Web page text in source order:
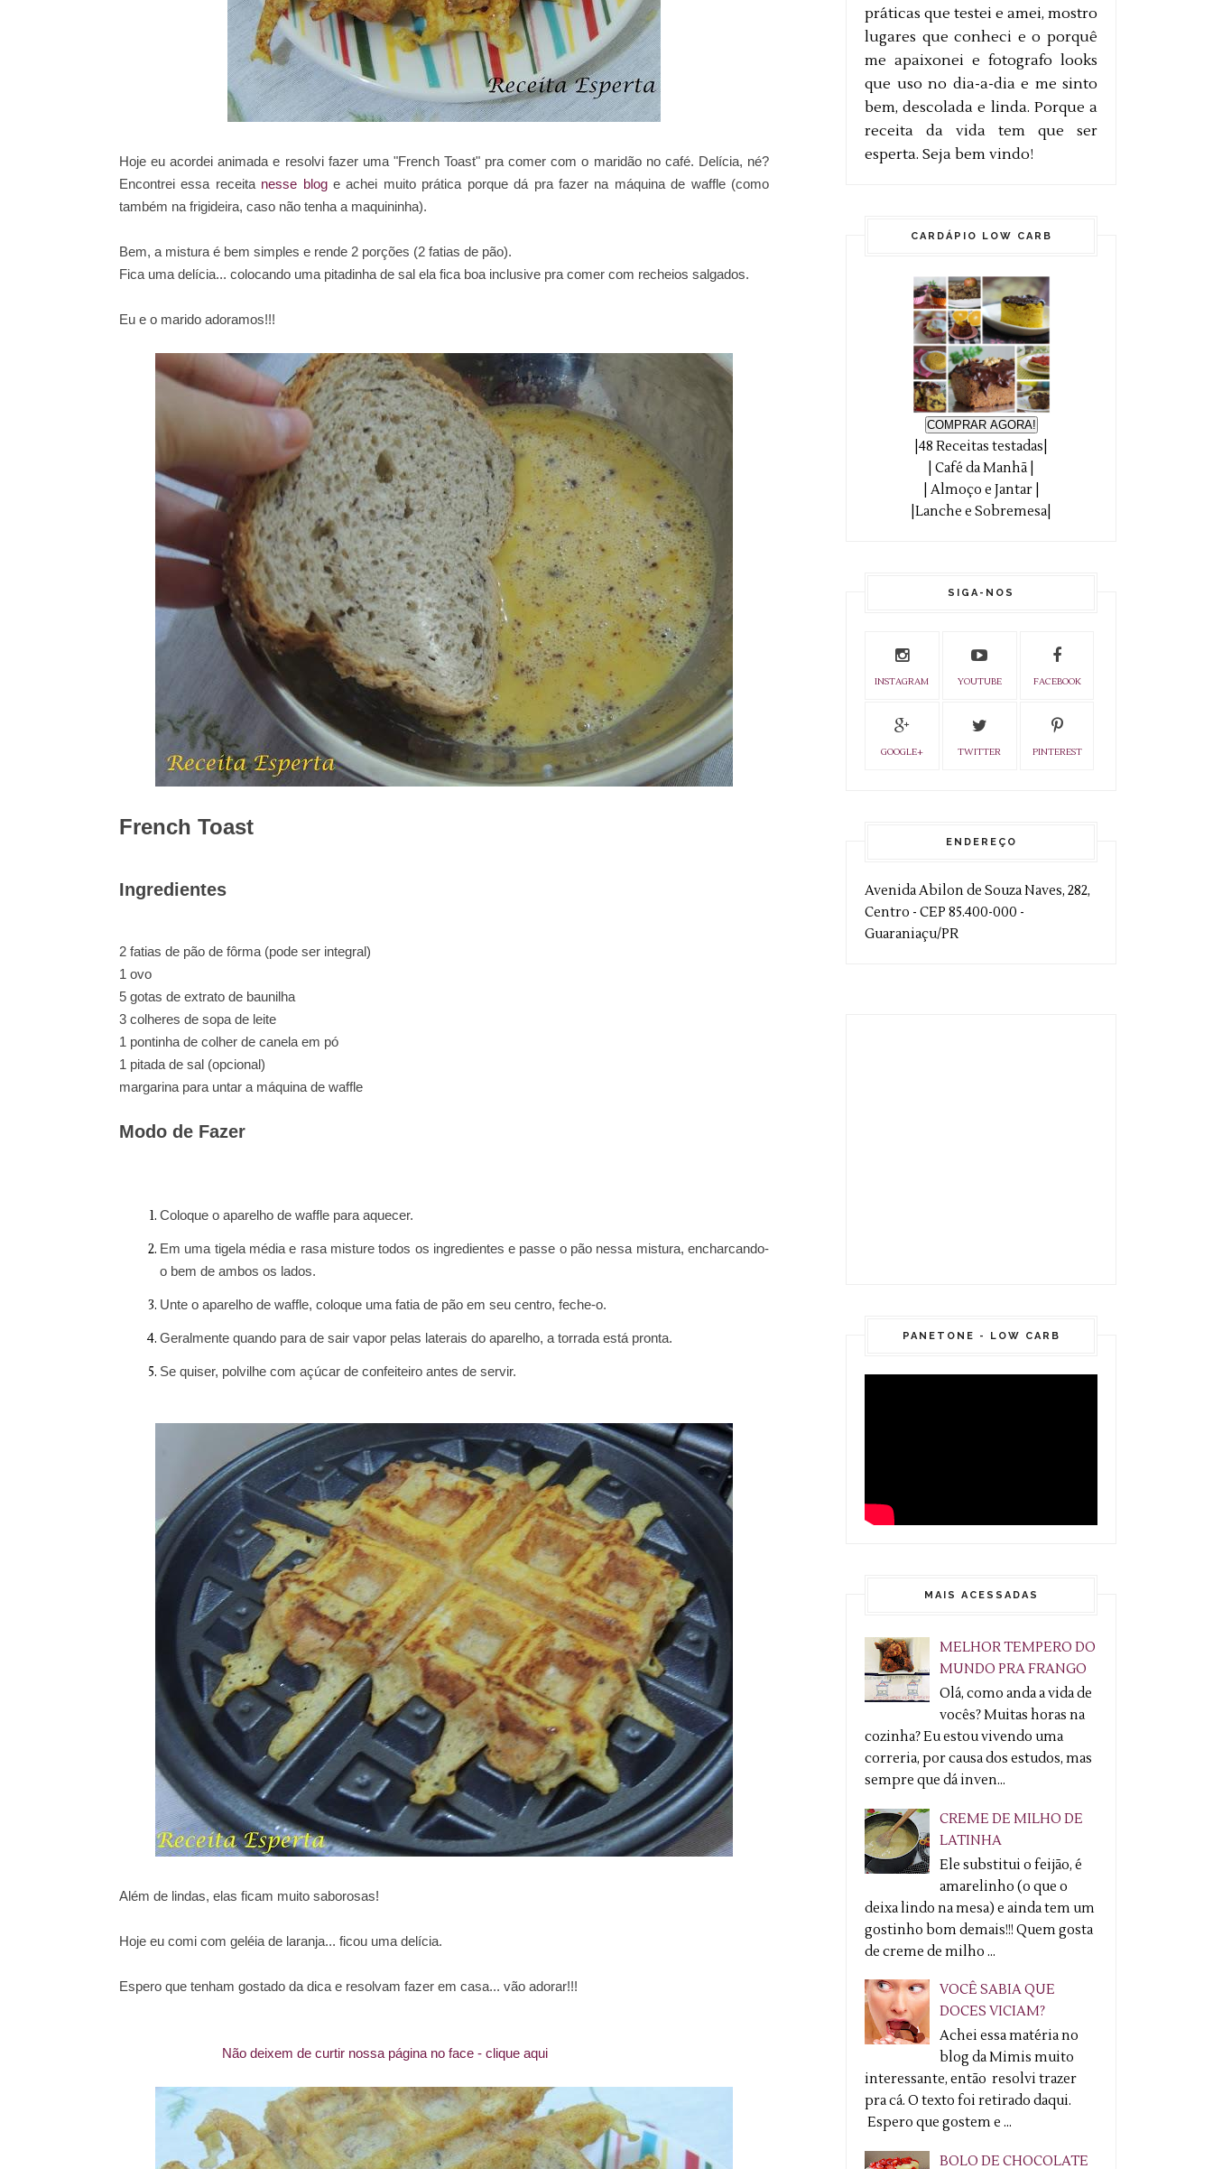
Hoje eu acordei animada e resolvi fazer uma "French Toast" pra comer com o maridão no café. Delícia, né?
Encontrei essa receita nesse bloge achei muito prática porque dá pra fazer na máquina de waffle (como
também na frigideira, caso não tenha a maquininha).
Bem, a mistura é bem simples e rende 2 porções (2 fatias de pão).
Fica uma delícia... colocando uma pitadinha de sal ela fica boa inclusive pra comer com recheios salgados.
Eu e o marido adoramos!!!
French Toast
Ingredientes
2 fatias de pão de fôrma (pode ser integral)
1 ovo
5 gotas de extrato de baunilha
3 colheres de sopa de leite
1 pontinha de colher de canela em pó
1 pitada de sal (opcional)
margarina para untar a máquina de waffle
Modo de Fazer
Coloque o aparelho de waffle para aquecer.
Em uma tigela média e rasa misture todos os ingredientes e passe o pão nessa mistura, encharcando-
o bem de ambos os lados.
Unte o aparelho de waffle, coloque uma fatia de pão em seu centro, feche-o.
Geralmente quando para de sair vapor pelas laterais do aparelho, a torrada está pronta.
Se quiser, polvilhe com açúcar de confeiteiro antes de servir.
Além de lindas, elas ficam muito saborosas!
Hoje eu comi com geléia de laranja... ficou uma delícia.
Espero que tenham gostado da dica e resolvam fazer em casa... vão adorar!!!
Não deixem de curtir nossa página no face - clique aqui
práticas que testei e amei, mostro
lugares que conheci e o porquê
me apaixonei e fotografo looks
que uso no dia-a-dia e me sinto
bem, descolada e linda. Porque a
receita da vida tem que ser
esperta. Seja bem vindo!
CARDÁPIO LOW CARB
COMPRAR AGORA!
|48 Receitas testadas|
| Café da Manhã |
| Almoço e Jantar |
|Lanche e Sobremesa|
SIGA-NOS
INSTAGRAM YOUTUBE FACEBOOK
GOOGLE+ TWITTER PINTEREST
ENDEREÇO
Avenida Abilon de Souza Naves, 282,
Centro - CEP 85.400-000 -
Guaraniaçu/PR
PANETONE - LOW CARB
MAIS ACESSADAS
MELHOR TEMPERO DO
MUNDO PRA FRANGO
Olá, como anda a vida de
vocês? Muitas horas na
cozinha? Eu estou vivendo uma
correria, por causa dos estudos, mas
sempre que dá inven...
CREME DE MILHO DE
LATINHA
Ele substitui o feijão, é
amarelinho (o que o
deixa lindo na mesa) e ainda tem um
gostinho bom demais!!! Quem gosta
de creme de milho ...
VOCÊ SABIA QUE
DOCES VICIAM?
Achei essa matéria no
blog da Mimis muito
interessante, então resolvi trazer
pra cá. O texto foi retirado daqui.
Espero que gostem e ...
BOLO DE CHOCOLATE